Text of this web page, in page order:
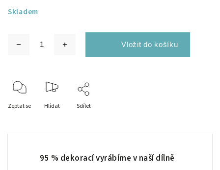
Skladem
Zeptat se Hlídat Sdílet
95 % dekorací vyrábíme v naší dílně